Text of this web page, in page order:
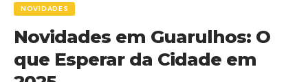
NOVIDADES
Novidades em Guarulhos: O
que Esperar da Cidade em